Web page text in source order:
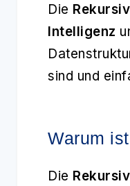
Die
Intelligenz
sind und
Warum
Die